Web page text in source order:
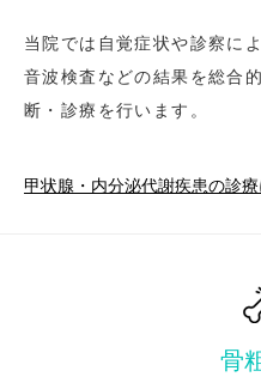
当院では自覚症状や診察に
音波検査などの結果を総合
断・診療を行います。
甲状腺・内分泌代謝疾患の診
骨